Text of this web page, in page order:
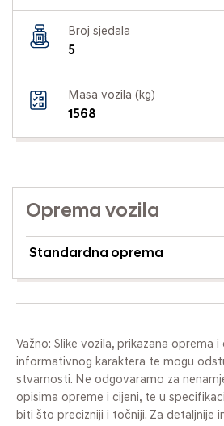
Broj sjedala
5
Masa vozila (kg)
1568
Oprema vozila
Standardna oprema
Važno: Slike vozila, prikazana oprema i
informativnog karaktera te mogu
stvarnosti. Ne odgovaramo za
opisima opreme i cijeni, te u
biti što precizniji i točniji. Za detaljnije